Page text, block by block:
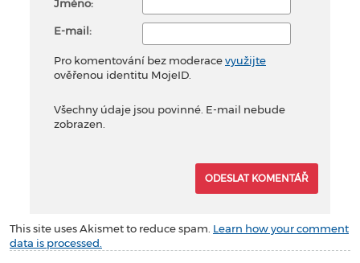
Jméno:
E-mail:
Pro komentování bez moderacevyužijte
ověřenou identitu MojeID.
Všechny údaje jsou povinné. E-mail nebude
zobrazen.
This site uses Akismet to reduce spam. Learn how your comment
data is processed.